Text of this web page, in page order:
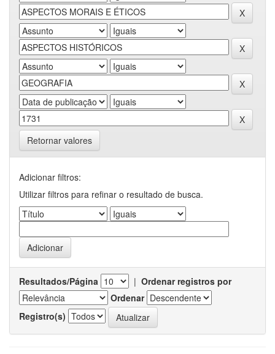
Retornar valores
Adicionar filtros:
Utilizar filtros para refinar o resultado de busca.
Resultados/Página | Ordenar registros por
Ordenar
Registro(s)